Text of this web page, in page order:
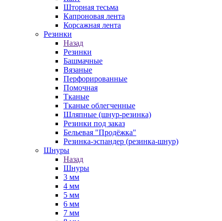
Шторная тесьма
Капроновая лента
Корсажная лента
Резинки
Назад
Резинки
Башмачные
Вязаные
Перфорированные
Помочная
Тканые
Тканые облегченные
Шляпные (шнур-резинка)
Резинки под заказ
Бельевая "Продёжка"
Резинка-эспандер (резинка-шнур)
Шнуры
Назад
Шнуры
3 мм
4 мм
5 мм
6 мм
7 мм